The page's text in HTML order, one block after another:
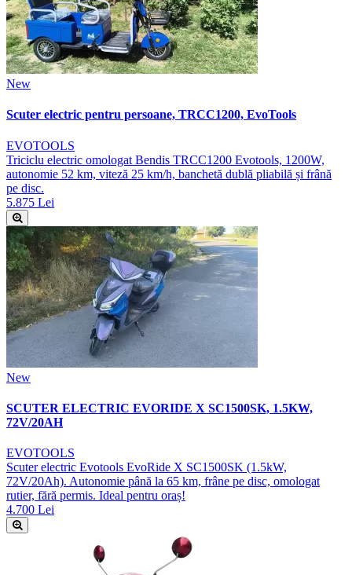
New
Scuter electric pentru persoane, TRCC1200, EvoTools
EVOTOOLS
Triciclu electric omologat Bendis TRCC1200 Evotools, 1200W,
autonomie 52 km, viteză 25 km/h, banchetă dublă pliabilă și frână
pe disc.
5.875 Lei
New
SCUTER ELECTRIC EVORIDE X SC1500SK, 1.5KW,
72V/20AH
EVOTOOLS
Scuter electric Evotools EvoRide X SC1500SK (1.5kW,
72V/20Ah). Autonomie până la 65 km, frâne pe disc, omologat
rutier, fără permis. Ideal pentru oraș!
4.700 Lei